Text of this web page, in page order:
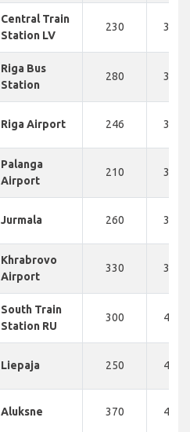
Central Train
Station LV
230 305
Riga Bus
Station
280 310
Riga Airport 246 317
Palanga
Airport
210 340
Jurmala 260 350
Khrabrovo
Airport
330 365
South Train
Station RU
300 400
Liepaja 250 400
Aluksne 370 432